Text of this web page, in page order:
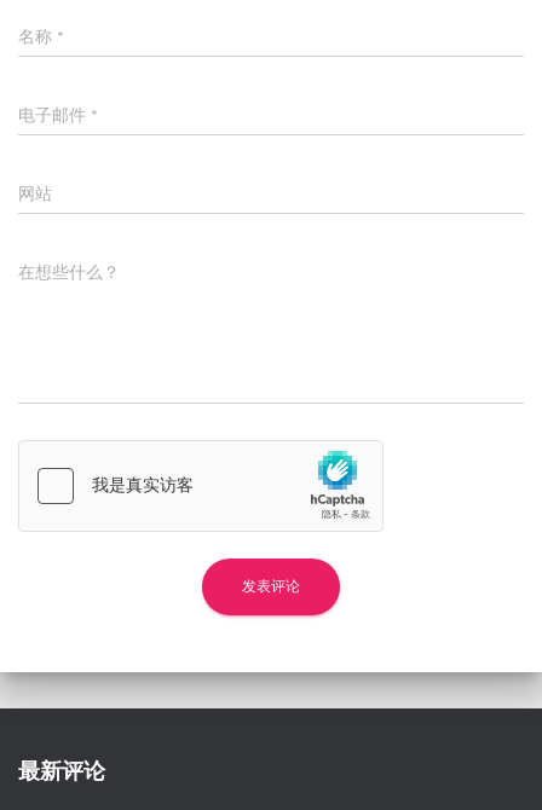
名称 *
电子邮件 *
网站
在想些什么？
最新评论